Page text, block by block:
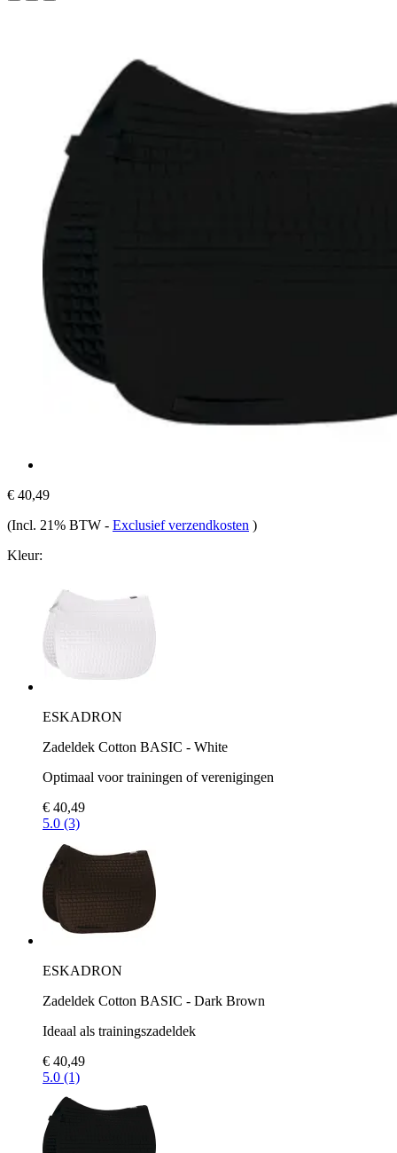
€ 40,49
(Incl. 21% BTW - Exclusief verzendkosten )
Kleur:
ESKADRON
Zadeldek Cotton BASIC - White
Optimaal voor trainingen of verenigingen
€ 40,49
5.0 (3)
ESKADRON
Zadeldek Cotton BASIC - Dark Brown
Ideaal als trainingszadeldek
€ 40,49
5.0 (1)